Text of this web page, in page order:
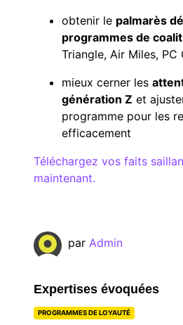
obtenir le palmarès
programmes de
Triangle, Air Miles, PC
mieux cerner les
génération Z et
programme pour les
efficacement
Téléchargez vos faits
maintenant.
par Admin
Expertises évoquées
PROGRAMMES DE LOYAUTÉ